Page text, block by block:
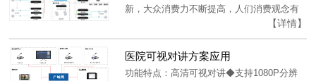
新，大众消费力不断提高，人们消费观念有
【详情】
医院可视对讲方案应用
功能特点：高清可视对讲◆支持1080P分辨